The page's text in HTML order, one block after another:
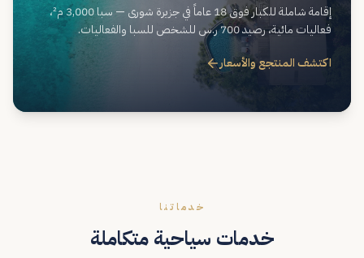
إقامة شاملة للكبار فوق 18 عاماً في جزيرة شورى — سبا 3,000 م²،
فعاليات مائية، رصيد 700 ر.س للشخص للسبا والفعاليات.
اكتشف المنتجع والأسعار
خدماتنا
خدمات سياحية متكاملة